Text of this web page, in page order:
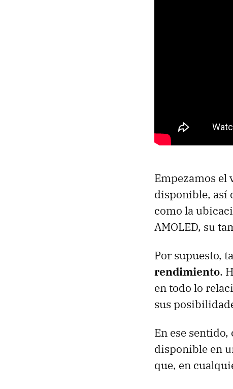
Empezamos el
disponible, así
como la
AMOLED, su
Por supuesto,
rendimiento.
en todo lo
sus
En ese
disponible en
que, en